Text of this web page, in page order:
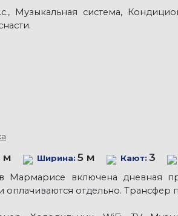
Музыкальная система,
м Ширина: 5 м Кают: 3
Мармарисе включена дневная
оплачиваются отдельно. Трансфер